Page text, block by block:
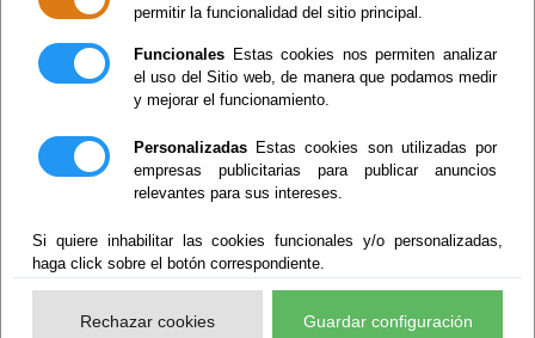
permitir la funcionalidad del sitio principal.
Funcionales Estas cookies nos permiten analizar
el uso del Sitio web, de manera que podamos medir
y mejorar el funcionamiento.
Personalizadas Estas cookies son utilizadas por
empresas publicitarias para publicar anuncios
relevantes para sus intereses.
Si quiere inhabilitar las cookies funcionales y/o personalizadas,
haga click sobre el botón correspondiente.
Rechazar cookies Guardar configuración
Red Provincial
Intranet Provincial
Intranet Adheridos
Servicios EE.LL.
Red Provincial
Enlaces de interés
Punto de Informacion del Catastro
Agencia Tributaria
Manual del Concejal